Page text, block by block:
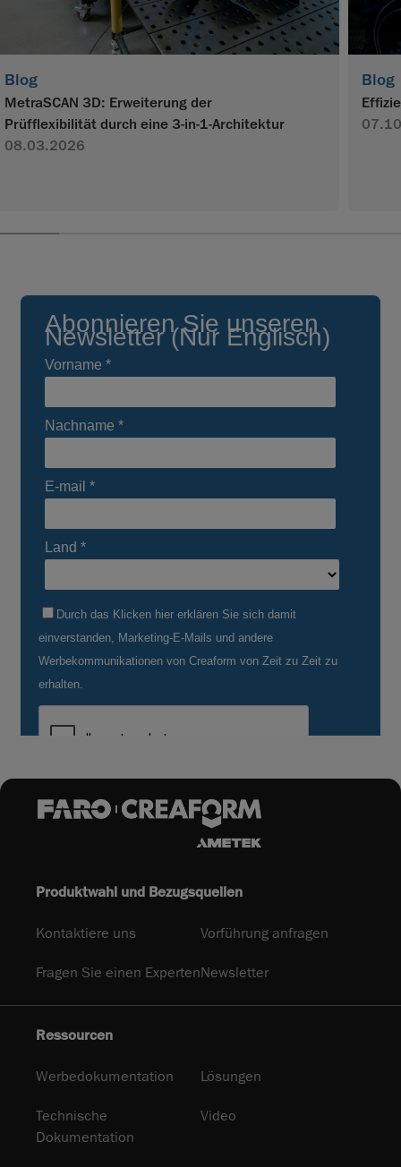
Blog
MetraSCAN 3D: Erweiterung der
Prüfflexibilität durch eine 3-in-1-Architektur
08.03.2026
Blog
Produktwahl und Bezugsquellen
Kontaktiere uns Vorführung anfragen
Fragen Sie einen ExpertenNewsletter
Ressourcen
Werbedokumentation Lösungen
Technische
Dokumentation
Video